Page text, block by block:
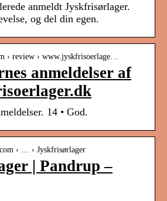
anmeldt Jyskfrisørlager.
og del din egen.
› review › www.jyskfrisoerlage…
anmeldelser af
14 • God.
› … › Jyskfrisørlager
| Pandrup –